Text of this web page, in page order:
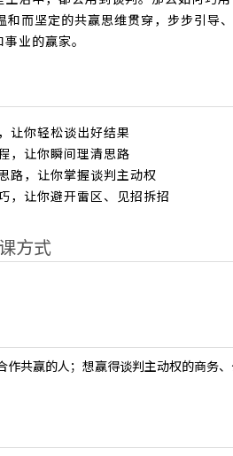
和而坚定的共赢思维贯穿，步步引
业的赢家。
让你轻松谈出好结果
，让你瞬间理清思路
路，让你掌握谈判主动权
，让你避开雷区、见招拆招
方式
作共赢的人；想赢得谈判主动权的商务